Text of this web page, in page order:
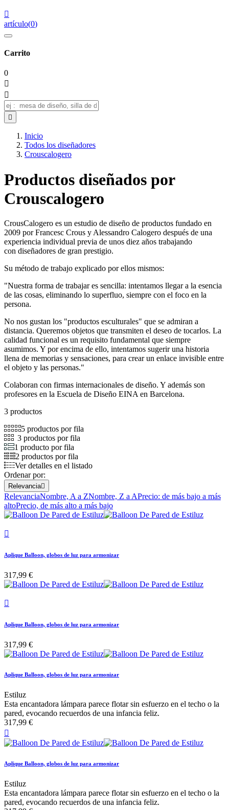

artículo(0)
Carrito
0



Inicio
Todos los diseñadores
Crouscalogero
Productos diseñados por
Crouscalogero
CrousCalogero es un estudio de diseño de productos fundado en
2009 por Francesc Crous y Alessandro Calogero después de una
experiencia individual previa de unos diez años trabajando
con diseñadores de gran prestigio.
Su método de trabajo explicado por ellos mismos:
"Nuestra forma de trabajar es sencilla: intentamos llegar a la esencia
de las cosas, eliminando lo superfluo, siempre con el foco en la
persona.
No nos gustan los "productos esculturales" que se admiran a
distancia. Queremos objetos que transmiten el deseo de tocarlos. La
calidad funcional es un requisito fundamental que siempre
asumimos. Y por encima de ello, intentamos sugerir una historia
llena de memorias y sensaciones, para crear un enlace invisible entre
el objeto y las personas."
Colaboran con firmas internacionales de diseño. Y además son
profesores en la Escuela de Diseño EINA en Barcelona.
3 productos
5 productos por fila
3 productos por fila
1 producto por fila
2 productos por fila
Ver detalles en el listado
Ordenar por:
Relevancia
RelevanciaNombre, A a ZNombre, Z a APrecio: de más bajo a más
altoPrecio, de más alto a más bajo

Aplique Balloon, globos de luz para armonizar
317,99 €

Aplique Balloon, globos de luz para armonizar
317,99 €
Aplique Balloon, globos de luz para armonizar
Estiluz
Esta encantadora lámpara parece flotar sin esfuerzo en el techo o la
pared, evocando recuerdos de una infancia feliz.
317,99 €

Aplique Balloon, globos de luz para armonizar
Estiluz
Esta encantadora lámpara parece flotar sin esfuerzo en el techo o la
pared, evocando recuerdos de una infancia feliz.